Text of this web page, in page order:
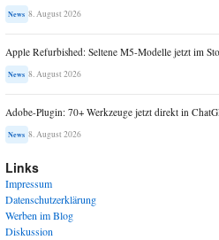
News 8. August 2026
Apple Refurbished: Seltene M5-Modelle jetzt im
News 8. August 2026
Adobe-Plugin: 70+ Werkzeuge jetzt direkt in
News 8. August 2026
Links
Impressum
Datenschutzerklärung
Werben im Blog
Diskussion